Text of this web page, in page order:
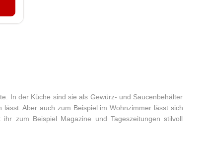
In der Küche sind sie als Gewürz- und Saucenbehälter
Aber auch zum Beispiel im Wohnzimmer lässt sich
zum Beispiel Magazine und Tageszeitungen stilvoll